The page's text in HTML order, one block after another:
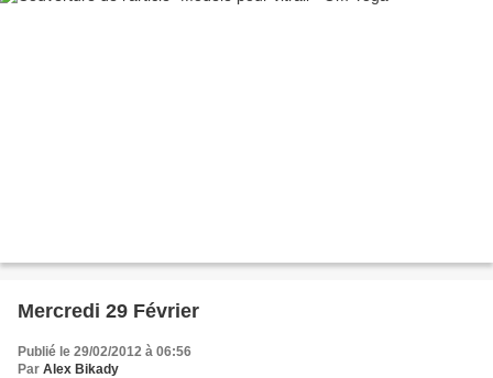
Mercredi 29 Février
Publié le 29/02/2012 à 06:56
Par Alex Bikady